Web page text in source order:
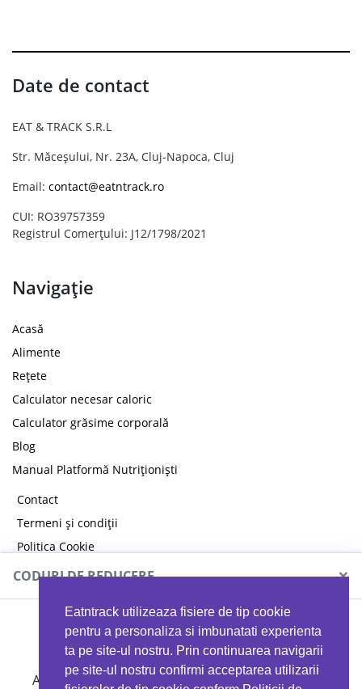
Eatntrack utilizeaza fisiere de tip cookie
pentru a personaliza si imbunatati experienta
ta pe site-ul nostru. Prin continuarea navigarii
pe site-ul nostru confirmi acceptarea utilizarii
Date de contact
EAT & TRACK S.R.L
Str. Măceșului, Nr. 23A, Cluj-Napoca, Cluj
Email: contact@eatntrack.ro
CUI: RO39757359
Registrul Comerțului: J12/1798/2021
Navigație
Acasă
Alimente
Rețete
Calculator necesar caloric
Calculator grăsime corporală
Blog
Manual Platformă Nutriționiști
Contact
Termeni și condiții
Politica Cookie
Politica de confidențialitate
CODURI DE REDUCERE ×
MYPROTEIN
Ai 40%reducere la orice comandă folosind codul